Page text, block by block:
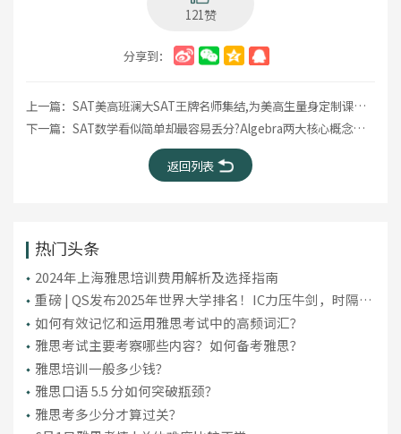
121赞
分享到：
上一篇： SAT美高班澜大SAT王牌名师集结,为美高生量身定制课程:暑假夯分冲刺1500+!
下一篇： SAT数学看似简单却最容易丢分?Algebra两大核心概念一定要吃透!
返回列表
热门头条
2024年上海雅思培训费用解析及选择指南
重磅 | QS发布2025年世界大学排名！IC力压牛剑，时隔10
年重回英国第一！
如何有效记忆和运用雅思考试中的高频词汇？
雅思考试主要考察哪些内容？如何备考雅思？
雅思培训一般多少钱？
雅思口语 5.5 分如何突破瓶颈？
雅思考多少分才算过关？